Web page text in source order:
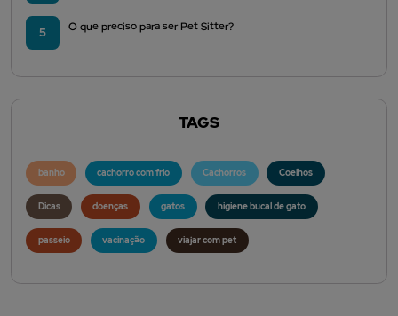
5 O que preciso para ser Pet Sitter?
TAGS
banho cachorro com frio Cachorros Coelhos
Dicas doenças gatos higiene bucal de gato
passeio vacinação viajar com pet